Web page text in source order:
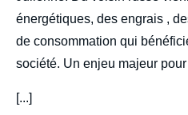
énergétiques, des engrais ,
de consommation qui
société. Un enjeu majeur
[...]